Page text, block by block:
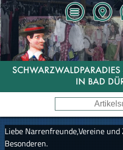
Liebe Narrenfreunde,Vereine
Besonderen.